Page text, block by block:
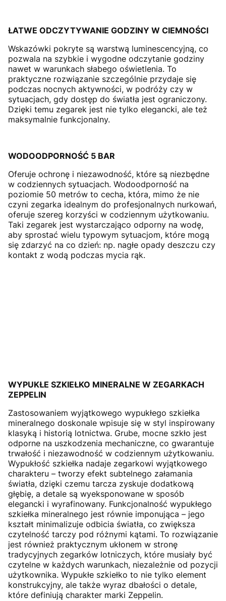
ŁATWE ODCZYTYWANIE GODZINY W CIEMNOŚCI
Wskazówki pokryte są warstwą luminescencyjną, co
pozwala na szybkie i wygodne odczytanie godziny
nawet w warunkach słabego oświetlenia. To
praktyczne rozwiązanie szczególnie przydaje się
podczas nocnych aktywności, w podróży czy w
sytuacjach, gdy dostęp do światła jest ograniczony.
Dzięki temu zegarek jest nie tylko elegancki, ale też
maksymalnie funkcjonalny.
WODOODPORNOŚĆ 5 BAR
Oferuje ochronę i niezawodność, które są niezbędne
w codziennych sytuacjach. Wodoodporność na
poziomie 50 metrów to cecha, która, mimo że nie
czyni zegarka idealnym do profesjonalnych nurkowań,
oferuje szereg korzyści w codziennym użytkowaniu.
Taki zegarek jest wystarczająco odporny na wodę,
aby sprostać wielu typowym sytuacjom, które mogą
się zdarzyć na co dzień: np. nagłe opady deszczu czy
kontakt z wodą podczas mycia rąk.
WYPUKŁE SZKIEŁKO MINERALNE W ZEGARKACH
ZEPPELIN
Zastosowaniem wyjątkowego wypukłego szkiełka
mineralnego doskonale wpisuje się w styl inspirowany
klasyką i historią lotnictwa. Grube, mocne szkło jest
odporne na uszkodzenia mechaniczne, co gwarantuje
trwałość i niezawodność w codziennym użytkowaniu.
Wypukłość szkiełka nadaje zegarkowi wyjątkowego
charakteru – tworzy efekt subtelnego załamania
światła, dzięki czemu tarcza zyskuje dodatkową
głębię, a detale są wyeksponowane w sposób
elegancki i wyrafinowany. Funkcjonalność wypukłego
szkiełka mineralnego jest równie imponująca – jego
kształt minimalizuje odbicia światła, co zwiększa
czytelność tarczy pod różnymi kątami. To rozwiązanie
jest również praktycznym ukłonem w stronę
tradycyjnych zegarków lotniczych, które musiały być
czytelne w każdych warunkach, niezależnie od pozycji
użytkownika. Wypukłe szkiełko to nie tylko element
konstrukcyjny, ale także wyraz dbałości o detale,
które definiują charakter marki Zeppelin.